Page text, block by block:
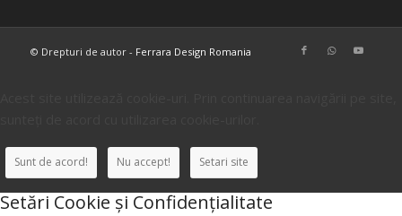
© Drepturi de autor - Ferrara Design Romania
Sunt de acord! Nu accept! Setari site
Setări Cookie și Confidențialitate